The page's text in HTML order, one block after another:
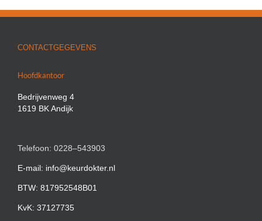
CONTACTGEGEVENS
Hoofdkantoor
Bedrijvenweg 4
1619 BK Andijk
Telefoon: 0228–543903
E-mail: info@keurdokter.nl
BTW: 817952548B01
KvK: 37127735